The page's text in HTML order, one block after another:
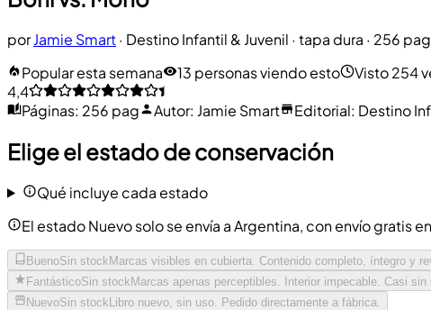
porJamie Smart· Destino Infantil & Juvenil · tapa dura · 256 pag
Popular esta semana
13 personas viendo esto
Visto 254
4,4
Páginas: 256 pag Autor: Jamie Smart Editorial: Destino
Elige el estado de conservación
Qué incluye cada estado
El estado Nuevo solo se envía a Argentina, con envío gratis
BuenoSin stockMarcas visibles en cubierta. Contenido completo, íntegro y
FantásticoSin stockMarcas apenas perceptibles. Interior impecable. Casi sin
NuevoSin stockLibro nuevo, sin uso. Pedido directamente a fábrica.